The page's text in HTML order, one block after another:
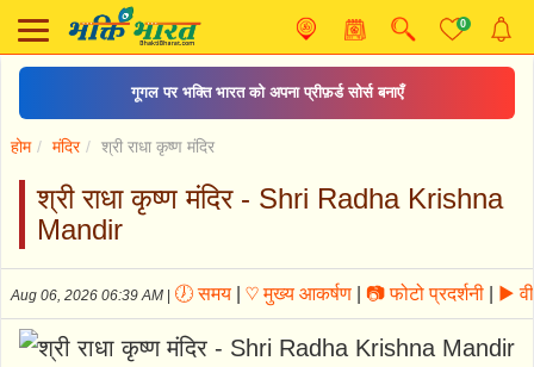
0
दशरथकृत शनि स्तोत्र
होम मंदिर श्री राधा कृष्ण मंदिर
श्री राधा कृष्ण मंदिर - Shri Radha Krishna
Mandir
Aug 06, 2026 06:39 AM 🕖 समय ♡ मुख्य आकर्षण 📷 फोटो प्रदर्शनी ▶